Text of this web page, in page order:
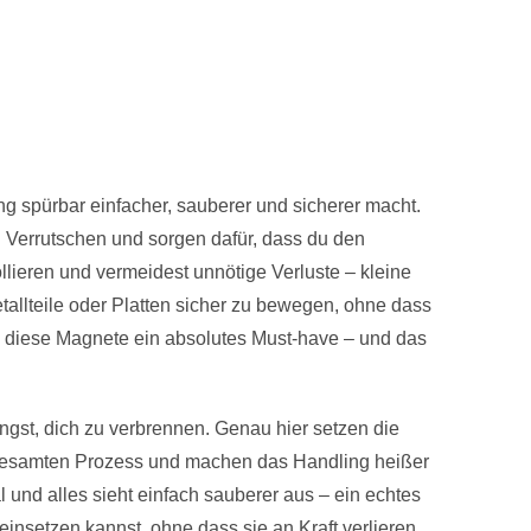
spürbar einfacher, sauberer und sicherer macht.
und sorgen dafür, dass du den
und vermeidest unnötige Verluste – kleine
oder Platten sicher zu bewegen, ohne dass
Magnete ein absolutes Must-have – und das
dich zu verbrennen. Genau hier setzen die
Prozess und machen das Handling heißer
alles sieht einfach sauberer aus – ein echtes